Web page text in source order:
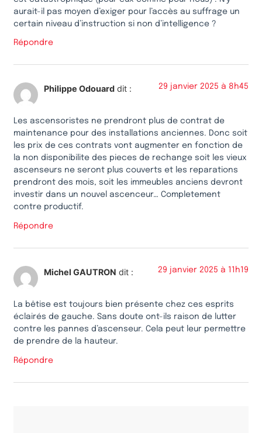
aurait-il pas moyen d’exiger pour l’accès au suffrage un
certain niveau d’instruction si non d’intelligence ?
Répondre
Philippe Odouard dit : 29 janvier 2025 à 8h45
Les ascensoristes ne prendront plus de contrat de
maintenance pour des installations anciennes. Donc soit
les prix de ces contrats vont augmenter en fonction de
la non disponibilite des pieces de rechange soit les vieux
ascenseurs ne seront plus couverts et les reparations
prendront des mois, soit les immeubles anciens devront
investir dans un nouvel ascenceur… Completement
contre productif.
Répondre
Michel GAUTRON dit : 29 janvier 2025 à 11h19
La bêtise est toujours bien présente chez ces esprits
éclairés de gauche. Sans doute ont-ils raison de lutter
contre les pannes d’ascenseur. Cela peut leur permettre
de prendre de la hauteur.
Répondre